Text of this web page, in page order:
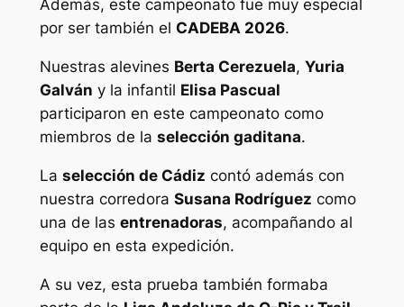
Además, este campeonato fue muy especial
por ser también el CADEBA 2026.
Nuestras alevines Berta Cerezuela, Yuria
Galván y la infantil Elisa Pascual
participaron en este campeonato como
miembros de la selección gaditana.
La selección de Cádiz contó además con
nuestra corredora Susana Rodríguez como
una de las entrenadoras, acompañando al
equipo en esta expedición.
A su vez, esta prueba también formaba